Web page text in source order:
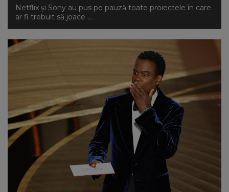
Netflix și Sony au pus pe pauză toate proiectele în care
ar fi trebuit să joace ...